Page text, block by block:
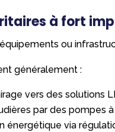
à fort
ou
généralement :
vers des solutions
par des pompes
énergétique via